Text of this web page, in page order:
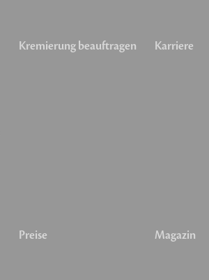
Kremierung beauftragen
Preise
Karriere
Magazin